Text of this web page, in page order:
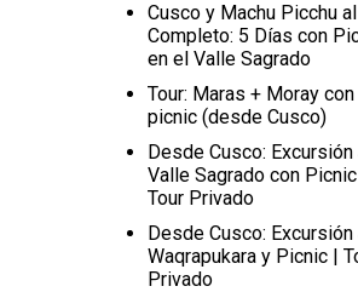
Cusco y Machu Picchu al
Completo: 5 Días con
en el Valle Sagrado
Tour: Maras + Moray con
picnic (desde Cusco)
Desde Cusco: Excursión
Valle Sagrado con
Tour Privado
Desde Cusco: Excursión
Waqrapukara y Picnic |
Privado